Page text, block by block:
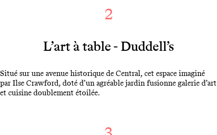
2
L’art à table - Duddell’s
Situé sur une avenue historique de Central, cet espace imaginé
par Ilse Crawford, doté d’un agréable jardin fusionne galerie d’art
et cuisine doublement étoilée.